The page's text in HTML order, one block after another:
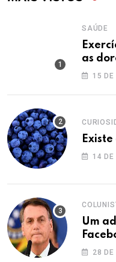
SAÚDE
as
15 DE
14 DE
Um
28 DE